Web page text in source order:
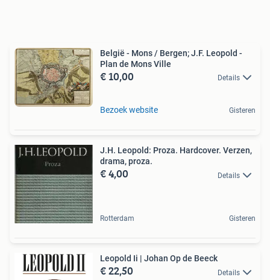
België - Mons / Bergen; J.F. Leopold -
Plan de Mons Ville
€ 10,00 Details
Bezoek website Gisteren
J.H. Leopold: Proza. Hardcover. Verzen,
drama, proza.
€ 4,00 Details
Rotterdam Gisteren
Leopold Ii | Johan Op de Beeck
€ 22,50 Details